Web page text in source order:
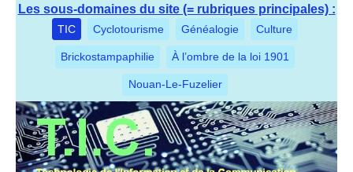
Les sous-domaines du site (= rubriques principales) :
TIC Cyclotourisme Généalogie Culture
Brickostampaphilie À l’ombre de la loi 1901
Nouan-Le-Fuzelier